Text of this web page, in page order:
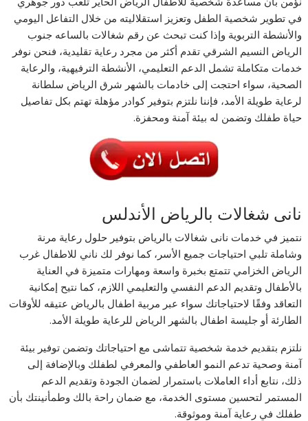
في تطوير شخصية الطفل وتعزيز استقلاليته من خلال التفاعل اليومي
والأنشطة التربوية وإذا كنت تبحث عن رقم شغالات بالساعه جنوب
الرياض النسيم الشرقي تقدم أكثر من مجرد رعاية تقليدية، فنحن نوفر
خدمات متكاملة تشمل الدعم التعليمي، الأنشطة الترفيهية، والرعاية
الصحية، سواء احتجت إلى خادمات بالشهر شرق الرياض سلطانة
لرعاية طويلة الأمد، فإننا نلتزم بتوفير كوادر مؤهلة تهتم بكل تفاصيل
حياة طفلك وتضمن له بيئة آمنة ومحفزة.
نانى شغالات بالرياض الأندلس
نتميز في خدمات نانى شغالات بالرياض بتوفير حلول رعاية مرنة
وشاملة تلبي احتياجات جميع الأسر، كما نوفر لك ناني للاطفال غرب
الرياض الخزامي تتمتع بخبرة واسعة ومهارات متميزة في العناية
بالأطفال وتقديم الدعم النفسي والتعليمي اللازم، كما نتيح إمكانية
التعاقد وفقًا لاحتياجاتك سواء عبر مربية اطفال بالرياض عتيقه للأوقات
الطارئة أو جليسة اطفال بالشهر الرياض للرعاية طويلة الأمد.
نلتزم بتقديم خدمة شخصية تتماشى مع احتياجاتك وتضمن توفير بيئة
آمنة وصحية تدعم النمو العاطفي والمعرفي لطفلك وبالإضافة إلى
ذلك، نتابع أداء العاملات باستمرار لضمان الجودة وتقديم الدعم
المستمر لتحسين مستوى الخدمة، مع ضمان راحة بالك وطمأنينتك بأن
طفلك في رعاية آمنة وموثوقة.